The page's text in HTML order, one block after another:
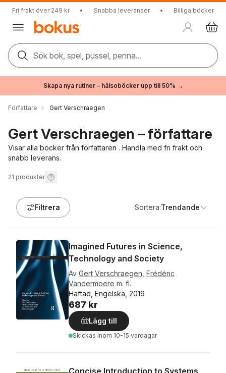
Fri frakt över 249 kr • Snabba leveranser • Billiga böcker
Sök bok, spel, pussel, penna...
Skapa nya rutiner – hälsoböcker upp till 50% →
Författare Gert Verschraegen
Gert Verschraegen – författare
Visar alla böcker från författaren . Handla med fri frakt och
snabb leverans.
21 produkter
Filtrera Sortera:Trendande
Imagined Futures in Science,
Technology and Society
Av Gert Verschraegen Frédéric
Vandermoere m. fl.
Häftad, Engelska, 2019
687 kr
Lägg till
Skickas inom 10-15 vardagar
Concise Introduction to Systems